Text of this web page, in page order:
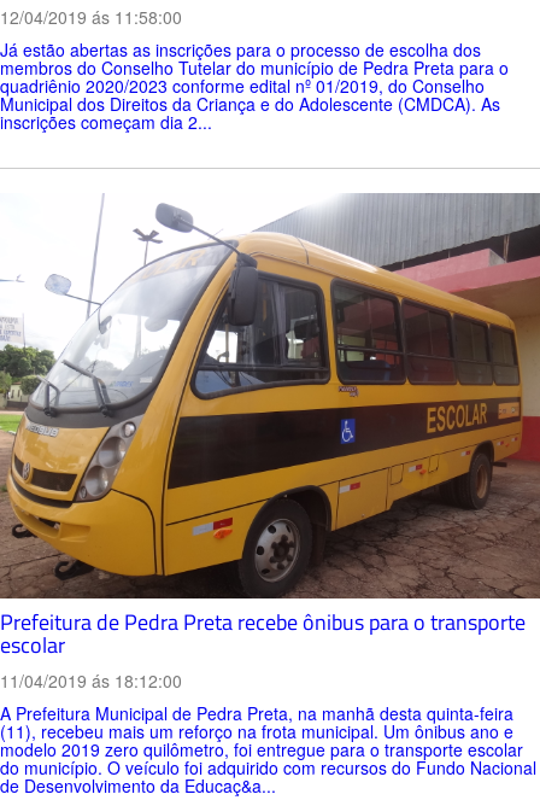
12/04/2019 ás 11:58:00
Já estão abertas as inscrições para o processo de escolha dos
membros do Conselho Tutelar do município de Pedra Preta para o
quadriênio 2020/2023 conforme edital nº 01/2019, do Conselho
Municipal dos Direitos da Criança e do Adolescente (CMDCA). As
inscrições começam dia 2...
Prefeitura de Pedra Preta recebe ônibus para o transporte
escolar
11/04/2019 ás 18:12:00
A Prefeitura Municipal de Pedra Preta, na manhã desta quinta-feira
(11), recebeu mais um reforço na frota municipal. Um ônibus ano e
modelo 2019 zero quilômetro, foi entregue para o transporte escolar
do município. O veículo foi adquirido com recursos do Fundo Nacional
de Desenvolvimento da Educaç&a...